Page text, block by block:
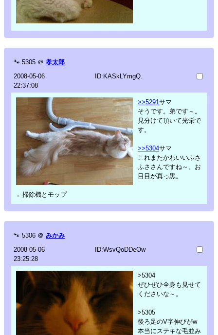
🐾 5305 ＠ 孝太郎
2008-05-06
22:37:08
ID:KASkLYmgQ.
>>5291サマ
そうです。弟です～。
見分けて頂いて光栄で
す。
>>5304サマ
これまたかわいいふさ
ふささんですね～。お
目目が真っ黒。
←掃除機とモップ
🐾 5306 ＠ みかみ
2008-05-06
23:25:28
ID:WsvQoDDeOw
>5304
ぜひぜひ全身も見せて
くださいな～。
>5305
後ろ足のV字伸びがw
本当にステキな毛並み